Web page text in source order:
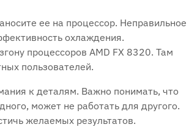
ее на процессор. Неправильное
охлаждения.
процессоров AMD FX 8320. Там
пользователей.
к деталям. Важно понимать, что
может не работать для другого.
желаемых результатов.